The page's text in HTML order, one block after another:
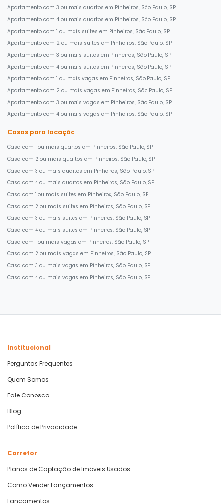
Apartamento com 3 ou mais quartos em Pinheiros, São Paulo, SP
Apartamento com 4 ou mais quartos em Pinheiros, São Paulo, SP
Apartamento com 1 ou mais suites em Pinheiros, São Paulo, SP
Apartamento com 2 ou mais suites em Pinheiros, São Paulo, SP
Apartamento com 3 ou mais suites em Pinheiros, São Paulo, SP
Apartamento com 4 ou mais suites em Pinheiros, São Paulo, SP
Apartamento com 1 ou mais vagas em Pinheiros, São Paulo, SP
Apartamento com 2 ou mais vagas em Pinheiros, São Paulo, SP
Apartamento com 3 ou mais vagas em Pinheiros, São Paulo, SP
Apartamento com 4 ou mais vagas em Pinheiros, São Paulo, SP
Casas para locação
Casa com 1 ou mais quartos em Pinheiros, São Paulo, SP
Casa com 2 ou mais quartos em Pinheiros, São Paulo, SP
Casa com 3 ou mais quartos em Pinheiros, São Paulo, SP
Casa com 4 ou mais quartos em Pinheiros, São Paulo, SP
Casa com 1 ou mais suites em Pinheiros, São Paulo, SP
Casa com 2 ou mais suites em Pinheiros, São Paulo, SP
Casa com 3 ou mais suites em Pinheiros, São Paulo, SP
Casa com 4 ou mais suites em Pinheiros, São Paulo, SP
Casa com 1 ou mais vagas em Pinheiros, São Paulo, SP
Casa com 2 ou mais vagas em Pinheiros, São Paulo, SP
Casa com 3 ou mais vagas em Pinheiros, São Paulo, SP
Casa com 4 ou mais vagas em Pinheiros, São Paulo, SP
Institucional
Perguntas Frequentes
Quem Somos
Fale Conosco
Blog
Política de Privacidade
Corretor
Planos de Captação de Imóveis Usados
Como Vender Lançamentos
Lançamentos